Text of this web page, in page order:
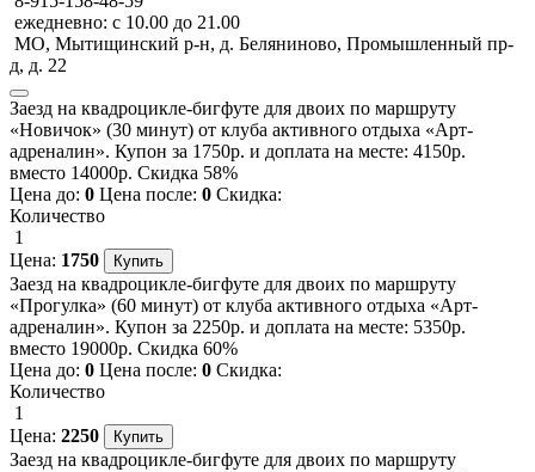
ежедневно: с 10.00 до 21.00
МО, Мытищинский р-н, д. Беляниново, Промышленный пр-
д, д. 22
Заезд на квадроцикле-бигфуте для двоих по маршруту
«Новичок» (30 минут) от клуба активного отдыха «Арт-
адреналин». Купон за 1750р. и доплата на месте: 4150р.
вместо 14000р. Скидка 58%
Цена до: 0 Цена после: 0 Скидка:
Количество
1
Цена: 1750
Заезд на квадроцикле-бигфуте для двоих по маршруту
«Прогулка» (60 минут) от клуба активного отдыха «Арт-
адреналин». Купон за 2250р. и доплата на месте: 5350р.
вместо 19000р. Скидка 60%
Цена до: 0 Цена после: 0 Скидка:
Количество
1
Цена: 2250
Заезд на квадроцикле-бигфуте для двоих по маршруту